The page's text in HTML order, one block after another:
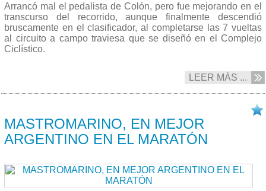
Arrancó mal el pedalista de Colón, pero fue mejorando en el
transcurso del recorrido, aunque finalmente descendió
bruscamente en el clasificador, al completarse las 7 vueltas
al circuito a campo traviesa que se diseñó en el Complejo
Ciclístico.
LEER MÁS ...
MASTROMARINO, EN MEJOR
ARGENTINO EN EL MARATÓN